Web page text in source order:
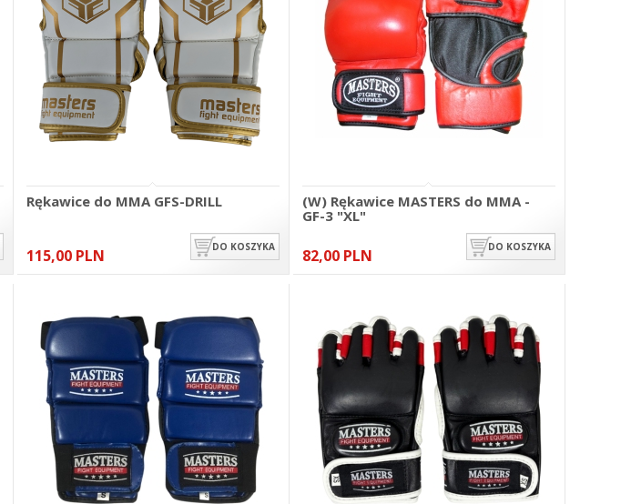
Rękawice do MMA GFS-DRILL
115,00 PLN DO KOSZYKA
(W) Rękawice MASTERS do MMA -
GF-3 "XL"
82,00 PLN DO KOSZYKA